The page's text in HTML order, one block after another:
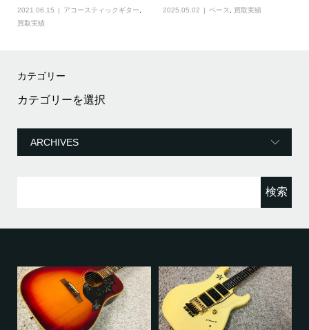
2021.06.15 アコースティックギター
買取実績
2025.05.02 ベース 買取実績
カテゴリー
カ
テ
リ